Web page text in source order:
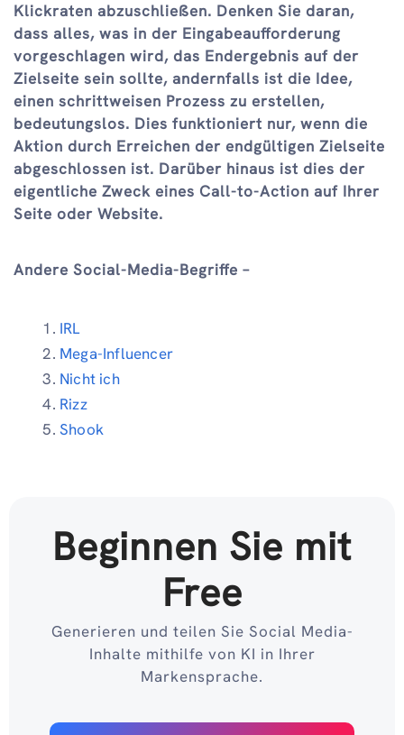
Klickraten abzuschließen. Denken Sie daran,
dass alles, was in der Eingabeaufforderung
vorgeschlagen wird, das Endergebnis auf der
Zielseite sein sollte, andernfalls ist die Idee,
einen schrittweisen Prozess zu erstellen,
bedeutungslos. Dies funktioniert nur, wenn die
Aktion durch Erreichen der endgültigen Zielseite
abgeschlossen ist. Darüber hinaus ist dies der
eigentliche Zweck eines Call-to-Action auf Ihrer
Seite oder Website.
Andere Social-Media-Begriffe –
IRL
Mega-Influencer
Nicht ich
Rizz
Shook
Beginnen Sie mit
Free
Generieren und teilen Sie Social Media-
Inhalte mithilfe von KI in Ihrer
Markensprache.